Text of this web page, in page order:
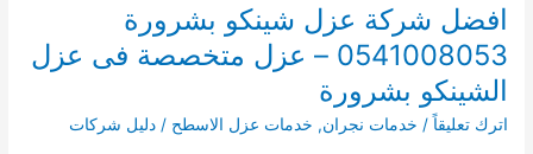
افضل شركة عزل شينكو بشرورة
0541008053 – عزل متخصصة فى عزل
الشينكو بشرورة
اترك تعليقاً / خدمات نجران, خدمات عزل الاسطح /دليل شركات